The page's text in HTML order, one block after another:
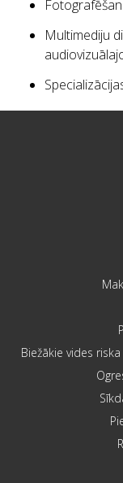
Multimediju
Biežākie vides